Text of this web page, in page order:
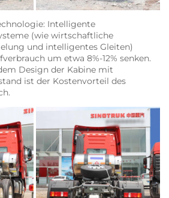
Intelligente
(wie wirtschaftliche
und intelligentes Gleiten)
um etwa 8%-12% senken.
Design der Kabine mit
ist der Kostenvorteil des